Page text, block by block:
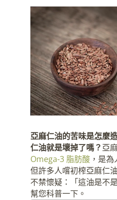
亞麻仁油的苦味是怎麼
仁油就是壞掉了嗎？亞
Omega-3 脂肪酸，是為
但許多人嚐初榨亞麻仁
不禁懷疑：「這油是不
幫您科普一下。